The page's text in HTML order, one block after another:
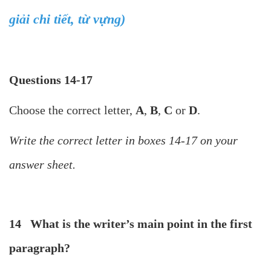
giải chi tiết, từ vựng)
Questions 14-17
Choose the correct letter, A, B, C or D.
Write the correct letter in boxes 14-17 on your
answer sheet.
14
What is the writer’s main point in the first
paragraph?